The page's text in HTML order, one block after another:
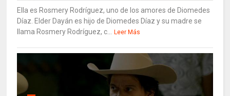
Ella es Rosmery Rodríguez, uno de los amores de Diomedes
Díaz. Elder Dayán es hijo de Diomedes Díaz y su madre se
llama Rosmery Rodríguez, c... Leer Más